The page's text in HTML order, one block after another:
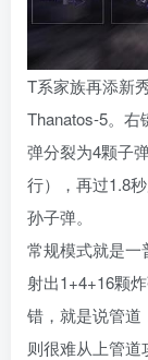
T系家族再添新
Thanatos-5。
弹分裂为4颗子
行），再过1.8
孙子弹。
常规模式就是一
射出1+4+16颗
错，就是说管道
则很难从上管